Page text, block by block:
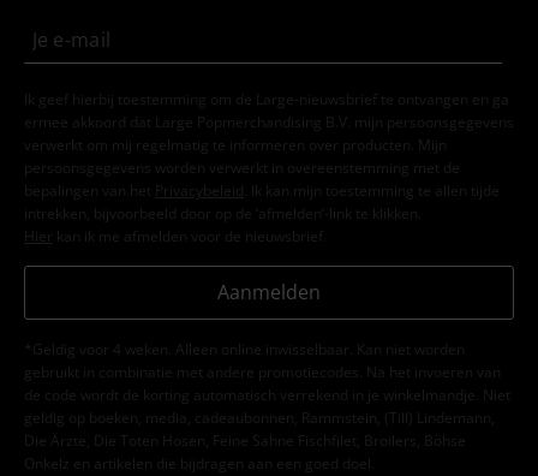
Ik geef hierbij toestemming om de Large-nieuwsbrief te ontvangen en ga
ermee akkoord dat Large Popmerchandising B.V. mijn persoonsgegevens
verwerkt om mij regelmatig te informeren over producten. Mijn
persoonsgegevens worden verwerkt in overeenstemming met de
bepalingen van het
Privacybeleid . Ik kan mijn toestemming te allen tijde
intrekken, bijvoorbeeld door op de ‘afmelden’-link te klikken.
Hier kan ik me afmelden voor de nieuwsbrief.
Aanmelden
*Geldig voor 4 weken. Alleen online inwisselbaar. Kan niet worden
gebruikt in combinatie met andere promotiecodes. Na het invoeren van
de code wordt de korting automatisch verrekend in je winkelmandje. Niet
geldig op boeken, media, cadeaubonnen, Rammstein, (Till) Lindemann,
Die Ärzte, Die Toten Hosen, Feine Sahne Fischfilet, Broilers, Böhse
Onkelz en artikelen die bijdragen aan een goed doel.